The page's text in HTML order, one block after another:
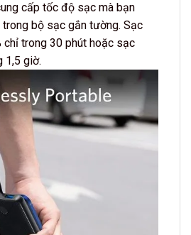
cấp tốc độ sạc mà bạn
bộ sạc gắn tường. Sạc
chỉ trong 30 phút hoặc sạc
1,5 giờ.